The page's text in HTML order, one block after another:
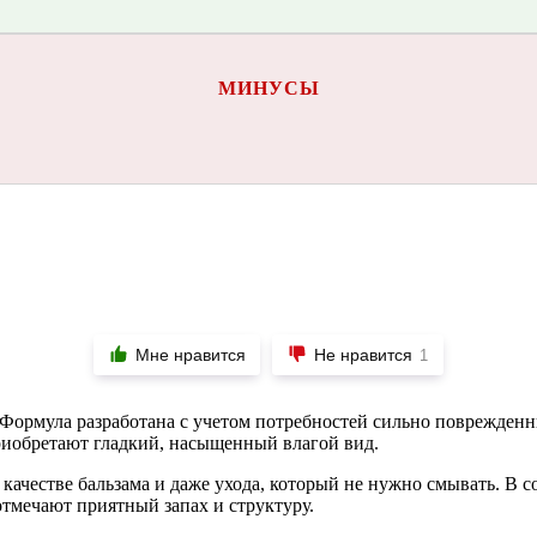
МИНУСЫ
Мне нравится Не нравится 1
разработана с учетом потребностей сильно
гладкий, насыщенный влагой вид.
бальзама и даже ухода, который не нужно смывать. В
приятный запах и структуру.